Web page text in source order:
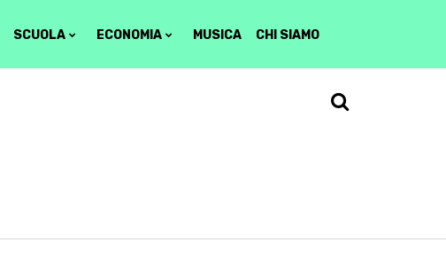
SCUOLA ECONOMIA MUSICA CHI SIAMO